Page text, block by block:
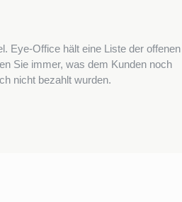
Eye-Office hält eine Liste der offenen
Sie immer, was dem Kunden noch
nicht bezahlt wurden.